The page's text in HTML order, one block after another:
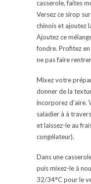
casserole, faites
Versez ce sirop
chinois et ajoutez
Ajoutez ce
fondre. Profitez
ne pas faire
Mixez votre
donner de la
incorporez d’aire.
saladier à à
et laissez-le au
congélateur).
Dans une
puis mixez-le à
32/34°C pour le